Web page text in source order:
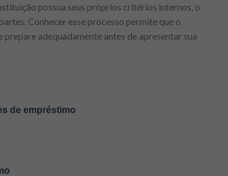
possua seus próprios critérios internos, o
Conhecer esse processo permite que o
adequadamente antes de apresentar sua
de empréstimo